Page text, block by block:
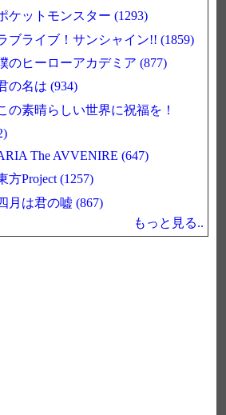
ケットモンスター (1293)
ブライブ！サンシャイン!! (1859)
のヒーローアカデミア (877)
の名は (934)
の素晴らしい世界に祝福を！
The AVVENIRE (647)
方Project (1257)
月は君の嘘 (867)
もっと見る..